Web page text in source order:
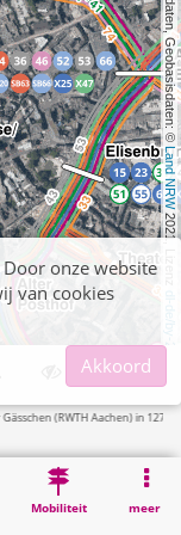
, Kartendaten, Geobasisdaten: ©
Land NRW
2021, Lizenz
dl-de/by-2-0
Mobiliteit meer
(RWTH Aachen) in 127m
onze website
van cookies
Akkoord